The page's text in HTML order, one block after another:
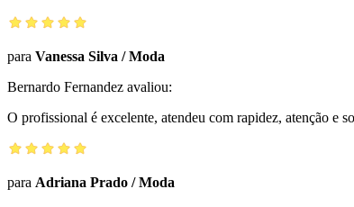
para Vanessa Silva /Moda
Bernardo Fernandez avaliou:
O profissional é excelente, atendeu com rapidez, atenção e
para Adriana Prado /Moda